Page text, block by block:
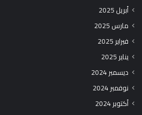
أبريل 2025
مارس 2025
فبراير 2025
يناير 2025
ديسمبر 2024
نوفمبر 2024
أكتوبر 2024